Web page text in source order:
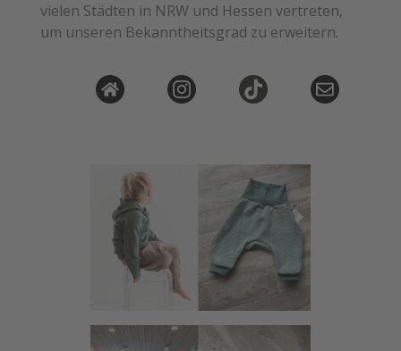
vielen Städten in NRW und Hessen vertreten,
um unseren Bekanntheitsgrad zu erweitern.